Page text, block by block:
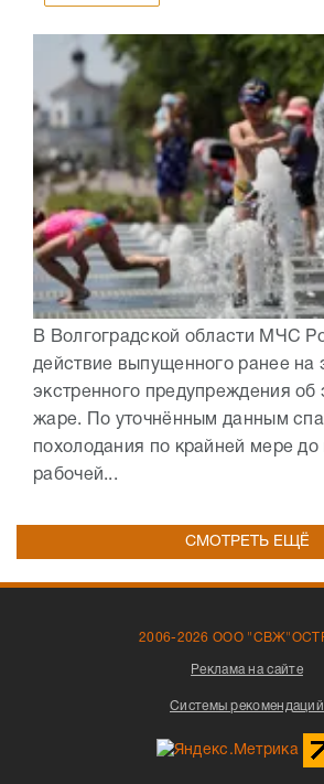
В Волгоградской области МЧС
действие выпущенного ранее на
экстренного предупреждения об
жаре. По уточнённым данным
похолодания по крайней мере до
рабочей...
СМОТРЕТЬ ЕЩЁ
2006-2026 ООО
Реклама на сайте
Системы рекомендаций